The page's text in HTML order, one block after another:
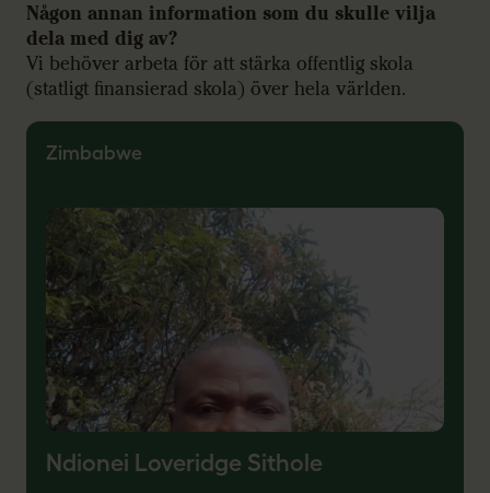
Någon annan information som du skulle vilja
dela med dig av?
Vi behöver arbeta för att stärka offentlig skola
(statligt finansierad skola) över hela världen.
Zimbabwe
Ndionei Loveridge Sithole